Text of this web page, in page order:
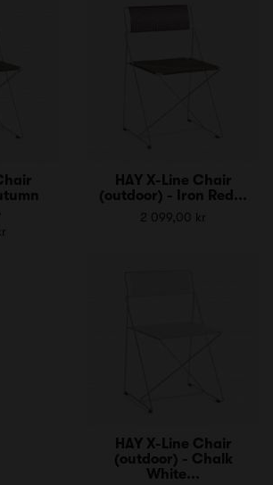
HAY X-Line Chair
(outdoor) - Iron Red...
2 099,00 kr
HAY X-Line Chair
(outdoor) - Chalk
White...